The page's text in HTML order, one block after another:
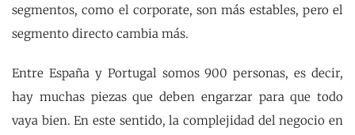
segmentos, como el corporate, son más estables, pero el
segmento directo cambia más.
Entre España y Portugal somos 900 personas, es decir,
hay muchas piezas que deben engarzar para que todo
vaya bien. En este sentido, la complejidad del negocio en